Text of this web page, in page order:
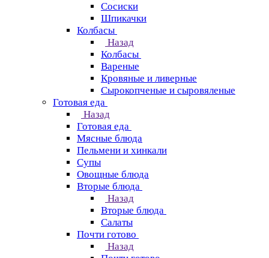
Сосиски
Шпикачки
Колбасы
Назад
Колбасы
Вареные
Кровяные и ливерные
Сырокопченые и сыровяленые
Готовая еда
Назад
Готовая еда
Мясные блюда
Пельмени и хинкали
Супы
Овощные блюда
Вторые блюда
Назад
Вторые блюда
Салаты
Почти готово
Назад